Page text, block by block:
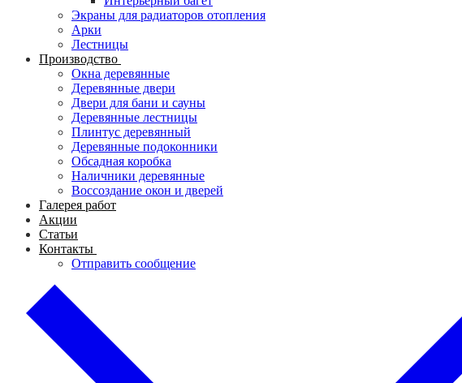
Экраны для радиаторов отопления
Арки
Лестницы
Производство
Окна деревянные
Деревянные двери
Двери для бани и сауны
Деревянные лестницы
Плинтус деревянный
Деревянные подоконники
Обсадная коробка
Наличники деревянные
Воссоздание окон и дверей
Галерея работ
Акции
Статьи
Контакты
Отправить сообщение